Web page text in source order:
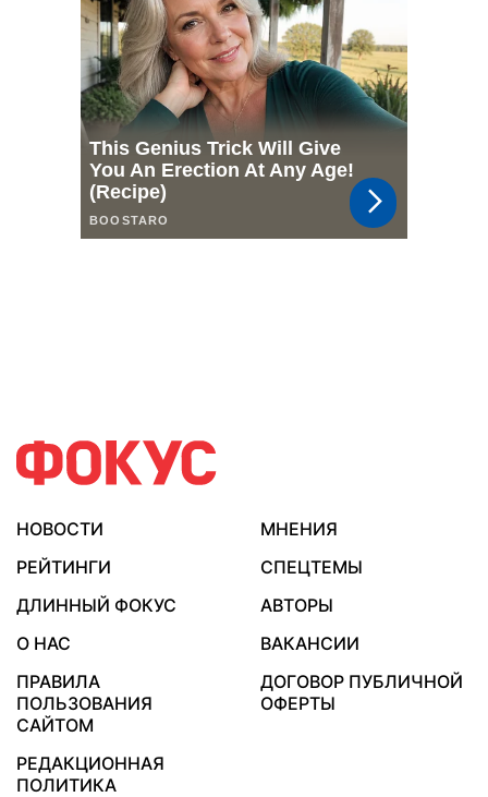
НОВОСТИ
МНЕНИЯ
РЕЙТИНГИ
СПЕЦТЕМЫ
ДЛИННЫЙ ФОКУС
АВТОРЫ
О НАС
ВАКАНСИИ
ПРАВИЛА
ПОЛЬЗОВАНИЯ
САЙТОМ
ДОГОВОР ПУБЛИЧНОЙ
ОФЕРТЫ
РЕДАКЦИОННАЯ
ПОЛИТИКА